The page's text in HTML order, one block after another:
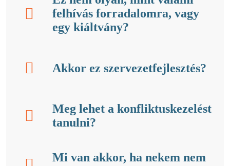
felhívás forradalomra, vagy
egy kiáltvány?
Akkor ez szervezetfejlesztés?
Meg lehet a konfliktuskezelést
tanulni?
Mi van akkor, ha nekem nem